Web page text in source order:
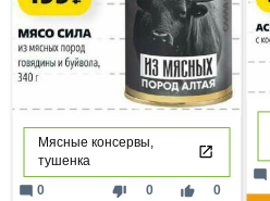
Мясные консервы,
тушенка
thumb_down 0 thumb_up 0
mode_comment 0
mode_comment